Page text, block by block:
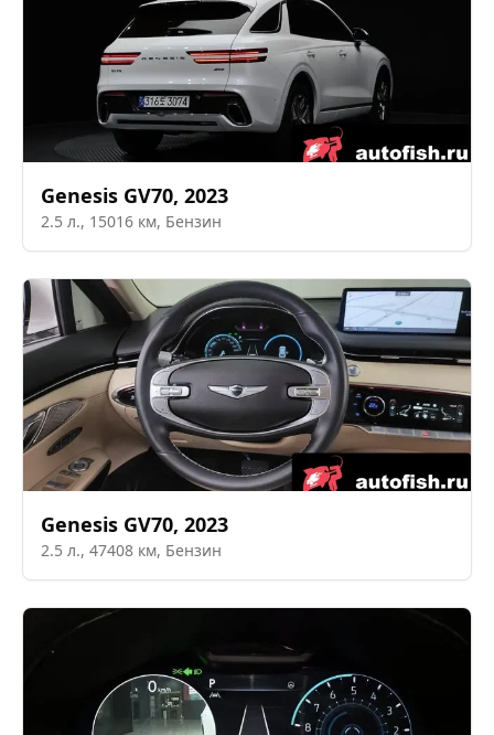
Genesis GV70, 2023
2.5 л., 15016 км, Бензин
Genesis GV70, 2023
2.5 л., 47408 км, Бензин